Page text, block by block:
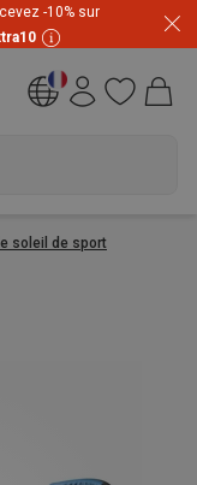
les soldes d'été
-10% sur
soleil de sport